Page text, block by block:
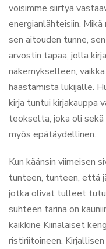
voisimme siirtyä
energianlähteisiin.
sen aitouden tunne,
arvostin tapaa, jolla
näkemykselleen,
haastamista lukijalle.
kirja tuntui kirjakauppa
teokselta, joka oli
myös epätäydellinen.
Kun käänsin viimeisen
tunteen, tunteen, että
jotka olivat tulleet
suhteen tarina on
kaikkine Kiinalaiset
ristiriitoineen.